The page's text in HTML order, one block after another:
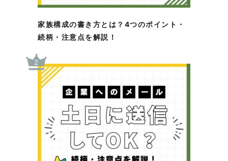
家族構成の書き方とは？4つのポイント・
続柄・注意点を解説！
2